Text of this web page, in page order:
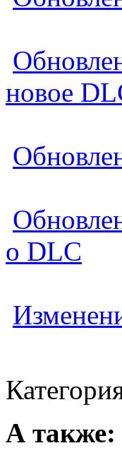
новое
о DLC
А также: